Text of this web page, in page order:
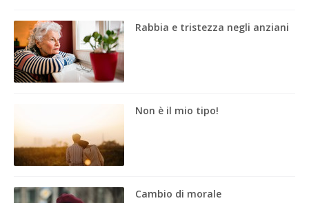
Rabbia e tristezza negli anziani
Non è il mio tipo!
Cambio di morale